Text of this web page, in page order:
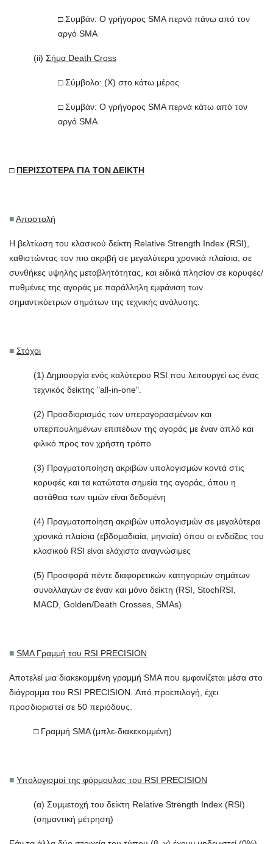
□ Συμβάν: Ο γρήγορος SMA περνά πάνω από τον
αργό SMA
(ii) Σήμα Death Cross
□ Σύμβολο: (X) στο κάτω μέρος
□ Συμβάν: Ο γρήγορος SMA περνά κάτω από τον
αργό SMA
□ ΠΕΡΙΣΣΟΤΕΡΑ ΓΙΑ ΤΟΝ ΔΕΙΚΤΗ
■Αποστολή
Η βελτίωση του κλασικού δείκτη Relative Strength Index (RSI),
καθιστώντας τον πιο ακριβή σε μεγαλύτερα χρονικά πλαίσια, σε
συνθήκες υψηλής μεταβλητότητας, και ειδικά πλησίον σε κορυφές/
πυθμένες της αγοράς με παράλληλη εμφάνιση των
σημαντικόετρων σημάτων της τεχνικής ανάλυσης.
■ Στόχοι
(1) Δημιουργία ενός καλύτερου RSI που λειτουργεί ως ένας
τεχνικός δείκτης "all-in-one".
(2) Προσδιορισμός των υπεραγορασμένων και
υπερπουλημένων επιπέδων της αγοράς με έναν απλό και
φιλικό προς τον χρήστη τρόπο
(3) Πραγματοποίηση ακριβών υπολογισμών κοντά στις
κορυφές και τα κατώτατα σημεία της αγοράς, όπου η
αστάθεια των τιμών είναι δεδομένη
(4) Πραγματοποίηση ακριβών υπολογισμών σε μεγαλύτερα
χρονικά πλαίσια (εβδομαδιαία, μηνιαία) όπου οι ενδείξεις του
κλασικού RSI είναι ελάχιστα αναγνώσιμες
(5) Προσφορά πέντε διαφορετικών κατηγοριών σημάτων
συναλλαγών σε έναν και μόνο δείκτη (RSI, StochRSI,
MACD, Golden/Death Crosses, SMAs)
■ SMA Γραμμή του RSI PRECISION
Αποτελεί μια διακεκομμένη γραμμή SMA που εμφανίζεται μέσα στο
διάγραμμα του RSI PRECISION. Από προεπιλογή, έχει
προσδιοριστεί σε 50 περιόδους.
□ Γραμμή SMA (μπλε-διακεκομμένη)
■ Υπολογισμοί της φόρμουλας του RSI PRECISION
(α) Συμμετοχή του δείκτη Relative Strength Index (RSI)
(σημαντική μέτρηση)